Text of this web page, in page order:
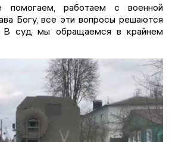
работаем с военной
Богу, все эти вопросы решаются
В суд мы обращаемся в крайнем